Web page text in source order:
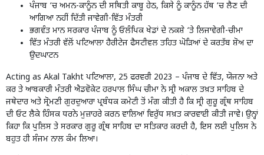
ਪੰਜਾਬ ‘ਚ ਅਮਨ-ਕਾਨੂੰਨ ਦੀ ਸਥਿਤੀ ਕਾਬੂ ਹੇਠ, ਕਿਸੇ ਨੂੰ ਕਾਨੂੰਨ ਹੱਥ ‘ਚ ਲੈਣ ਦੀ
ਆਗਿਆ ਨਹੀਂ ਦਿੱਤੀ ਜਾਵੇਗੀ-ਵਿੱਤ ਮੰਤਰੀ
ਭਗਵੰਤ ਮਾਨ ਸਰਕਾਰ ਪੰਜਾਬ ਨੂੰ ਓਲੰਪਿਕ ਖੇਡਾਂ ਦੇ ਨਕਸ਼ੇ ‘ਤੇ ਲਿਜਾਵੇਗੀ-ਚੀਮਾ
ਵਿੱਤ ਮੰਤਰੀ ਵੱਲੋਂ ਪਟਿਆਲਾ ਹੈਰੀਟੇਜ ਫੈਸਟੀਵਲ ਤਹਿਤ ਘੋੜਿਆਂ ਦੇ ਕਰਤੱਬ ਸ਼ੋਅ ਦਾ
ਉਦਘਾਟਨ
Acting as Akal Takht ਪਟਿਆਲਾ, 25 ਫਰਵਰੀ 2023 – ਪੰਜਾਬ ਦੇ ਵਿੱਤ, ਯੋਜਨਾ ਅਤੇ
ਕਰ ਤੇ ਆਬਕਾਰੀ ਮੰਤਰੀ ਐਡਵੋਕੇਟ ਹਰਪਾਲ ਸਿੰਘ ਚੀਮਾ ਨੇ ਸ੍ਰੀ ਅਕਾਲ ਤਖ਼ਤ ਸਾਹਿਬ ਦੇ
ਜਥੇਦਾਰ ਅਤੇ ਸ੍ਰੋਮਣੀ ਗੁਰਦੁਆਰਾ ਪ੍ਰਬੰਧਕ ਕਮੇਟੀ ਤੋਂ ਮੰਗ ਕੀਤੀ ਹੈ ਕਿ ਸ੍ਰੀ ਗੁਰੂ ਗ੍ਰੰਥ ਸਾਹਿਬ
ਦੀ ਓਟ ਲੈਕੇ ਹਿੰਸਕ ਧਰਨੇ ਮੁਜ਼ਾਹਰੇ ਕਰਨ ਵਾਲਿਆਂ ਵਿਰੁੱਧ ਸਖ਼ਤ ਕਾਰਵਾਈ ਕੀਤੀ ਜਾਵੇ। ਉਨ੍ਹਾਂ
ਕਿਹਾ ਕਿ ਪੁਲਿਸ ਤੇ ਸਰਕਾਰ ਗੁਰੂ ਗ੍ਰੰਥ ਸਾਹਿਬ ਦਾ ਸਤਿਕਾਰ ਕਰਦੀ ਹੈ, ਇਸ ਲਈ ਪੁਲਿਸ ਨੇ
ਬਹੁਤ ਹੀ ਸੰਜਮ ਨਾਲ ਕੰਮ ਲਿਆ।